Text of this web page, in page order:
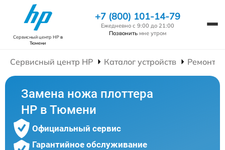
Сервисный центр HPв
Тюмени
+7 (800) 101-14-79
Ежедневно с 9:00 до 21:00
Позвонить мне утром
Сервисный центр HP Каталог устройств Ремонт
Замена ножа плоттера
HP в Тюмени
Официальный сервис
Гарантийное обслуживание